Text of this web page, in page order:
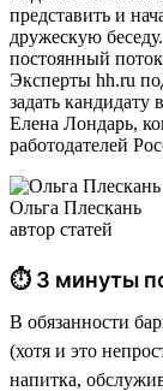
представить и
дружескую
постоянный поток
Эксперты hh.ru
задать кандидату
Елена Лондарь,
работодателей
Ольга Плескань
автор статей
⏱ 3 минуты
В обязанности
(хотя и это
напитка,